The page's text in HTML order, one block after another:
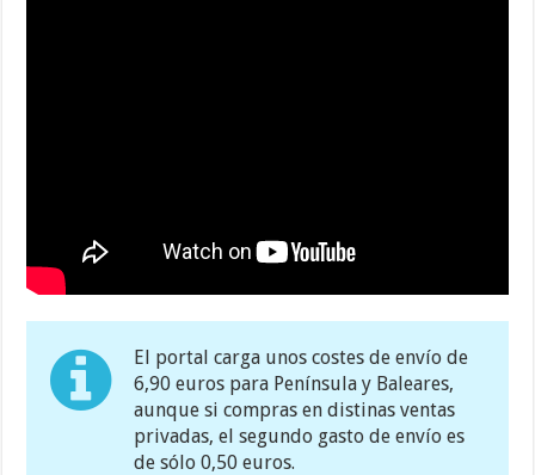
El portal carga unos costes de envío de
6,90 euros para Península y Baleares,
aunque si compras en distinas ventas
privadas, el segundo gasto de envío es
de sólo 0,50 euros.